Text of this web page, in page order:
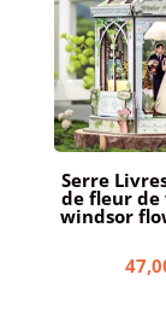
Serre
de fleur de
windsor